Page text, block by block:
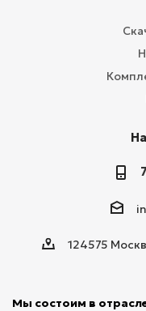
124575
Мы состоим в